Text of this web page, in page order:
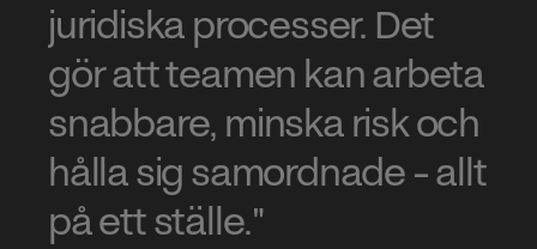
juridiska processer. Det
gör att teamen kan arbeta
snabbare, minska risk och
hålla sig samordnade – allt
på ett ställe."